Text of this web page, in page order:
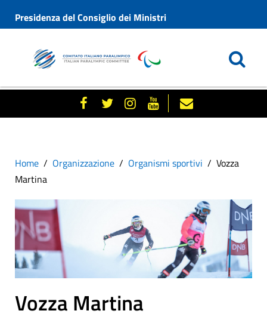
Presidenza del Consiglio dei Ministri
Home Organizzazione Organismi sportivi
Vozza
Martina
Vozza Martina